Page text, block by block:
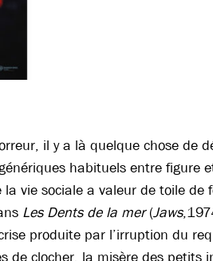
il y a là quelque chose de
habituels entre figure
vie sociale a valeur de toile de
Les Dents de la mer(Jaws
produite par l’irruption du
de clocher, la misère des petits